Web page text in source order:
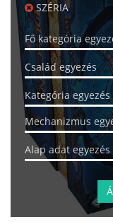
SZÉRIA
Fő kategória
Család egyezés
Kategória egyezés
Mechanizmus
Alap adat egyezés